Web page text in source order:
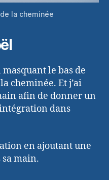
la cheminée
masquant le bas de
cheminée. Et j’ai
afin de donner un
dans
en ajoutant une
main.